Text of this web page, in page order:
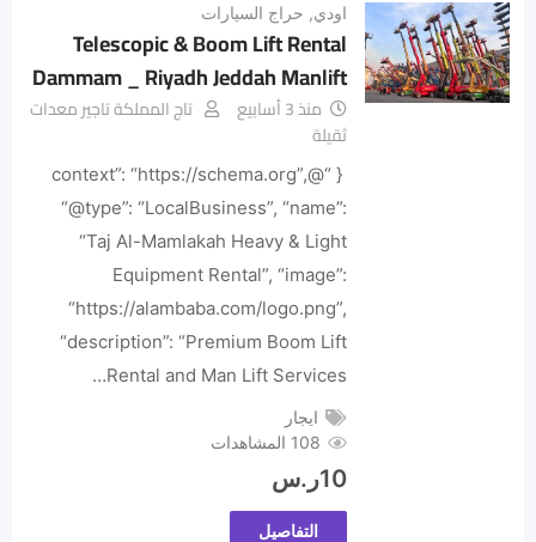
اودي, حراج السيارات
Telescopic & Boom Lift Rental
Dammam _ Riyadh Jeddah Manlift
منذ 3 أسابيع
تاج المملكة تاجير معدات
ثقيلة
{ “@context”: “https://schema.org”,
“@type”: “LocalBusiness”, “name”:
“Taj Al-Mamlakah Heavy & Light
Equipment Rental”, “image”:
“https://alambaba.com/logo.png”,
“description”: “Premium Boom Lift
Rental and Man Lift Services…
ايجار
108 المشاهدات
10ر.س
التفاصيل